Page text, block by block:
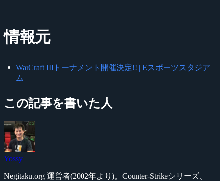
情報元
WarCraft IIIトーナメント開催決定!! | Eスポーツスタジア
ム
この記事を書いた人
Yossy
Negitaku.org 運営者(2002年より)。Counter-Strikeシリーズ、